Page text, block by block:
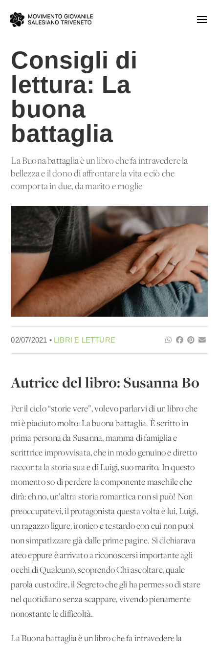
Consigli di
lettura: La
buona
battaglia
La Buona battaglia è un libro che fa intravedere la
bellezza e il dono di affrontare la vita e ciò che
comporta in due, da marito e moglie
02/07/2021 • LIBRI E LETTURE
Autrice del libro: Susanna Bo
Per il ciclo “storie vere”, volevo parlarvi di un libro che
mi è piaciuto molto: La buona battaglia. È scritto in
prima persona da Susanna, mamma di famiglia e
scrittrice improvvisata, che in modo genuino e diretto
racconta la storia sua e di Luigi, suo marito. In questo
momento so di perdere la componente maschile che
dirà: eh no, un’altra storia romantica non si può! Non
preoccupatevi, il protagonista questa volta è lui, Luigi,
un ragazzo ligure, ironico e testardo con cui non puoi
non simpatizzare già dalle prime pagine. Si dichiarava
ateo eppure è arrivato a riconoscersi importante agli
occhi di Qualcuno, scoprendo Chi ascoltare, quale
parola custodire, il Segreto che gli ha permesso di stare
nel quotidiano senza scappare, vivendo pienamente
nonostante le difficoltà.
La Buona battaglia è un libro che fa intravedere la